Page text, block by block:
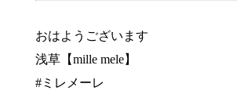
おはようございます
浅草【mille mele】
#ミレメーレ